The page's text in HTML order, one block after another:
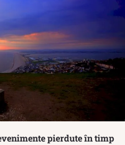
pierdute în timp